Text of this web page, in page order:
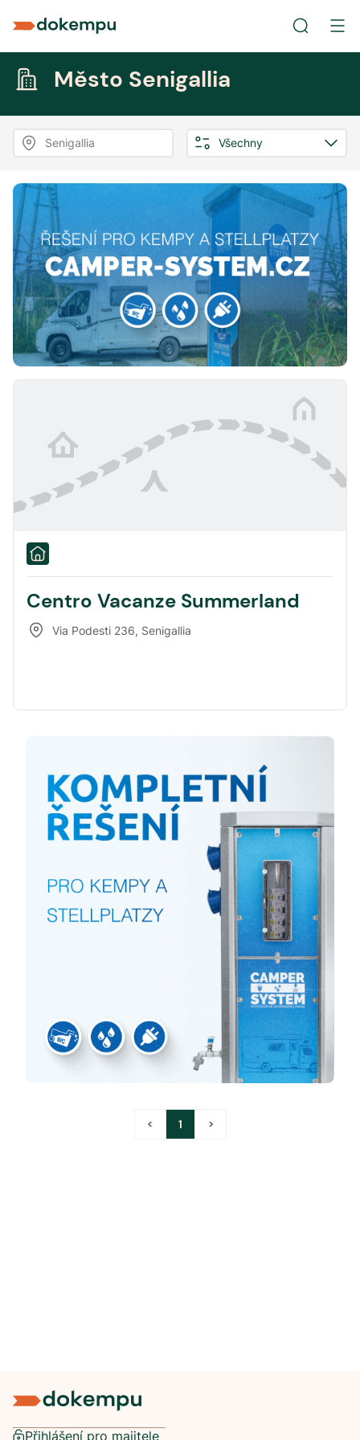
Město Senigallia
Senigallia Všechny
Centro Vacanze Summerland
Via Podesti 236, Senigallia
< 1 >
Přihlášení pro majitele